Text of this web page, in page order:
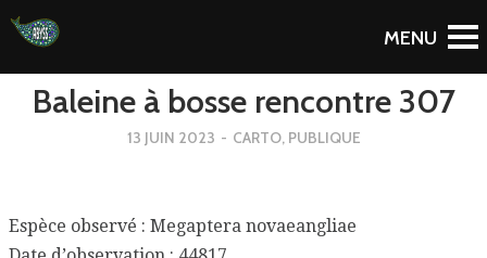
To Blog
Baleine à bosse rencontre 307
13 JUIN 2023 - CARTO, PUBLIQUE
Espèce observé : Megaptera novaeangliae